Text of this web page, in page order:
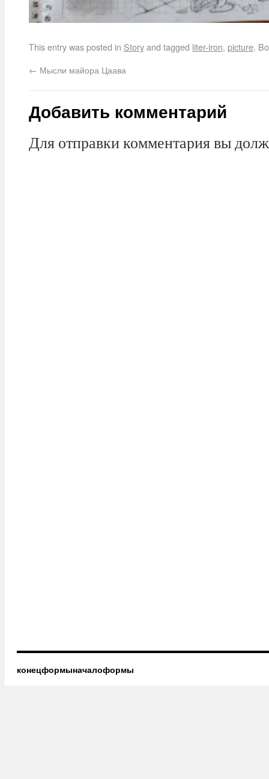
This entry was posted in Storyand tagged liter-iron, picture.
← Мысли майора Цаава
Добавить комментарий
Для отправки комментария вы
конецформыначалоформы